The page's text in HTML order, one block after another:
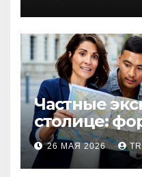
Частные
столице:
маршруты и
26 МАЯ 2026